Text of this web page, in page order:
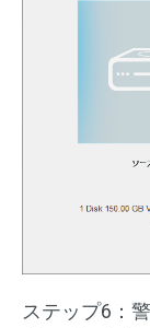
ステップ6：